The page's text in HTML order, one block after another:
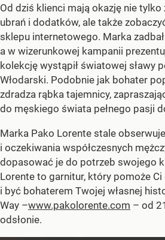
Od dziś klienci mają okazję nie
ubrań i dodatków, ale także
sklepu internetowego. Marka
a w wizerunkowej kampanii
kolekcję wystąpił światowej sławy
Włodarski. Podobnie jak bohater
zdradza rąbka tajemnicy,
do męskiego świata pełnego pasji
Marka Pako Lorente stale
i oczekiwania współczesnych
dopasować je do potrzeb swojego
Lorente to garnitur, który pomoże
i być bohaterem Twojej własnej
Way –www.pakolorente.com – od
odsłonie.